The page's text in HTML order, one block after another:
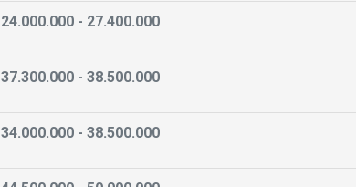
24.000.000 - 27.400.000
37.300.000 - 38.500.000
34.000.000 - 38.500.000